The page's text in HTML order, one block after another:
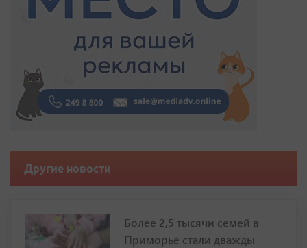
Другие новости
Более 2,5 тысячи семей в
Приморье стали дважды